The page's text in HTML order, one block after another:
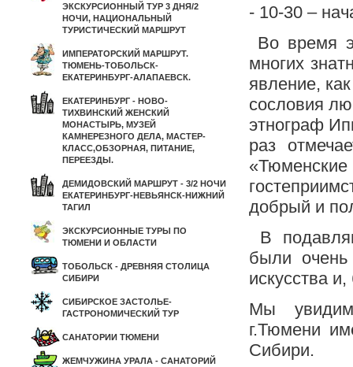
ЭКСКУРСИОННЫЙ ТУР 3 ДНЯ/2
НОЧИ, НАЦИОНАЛЬНЫЙ
ТУРИСТИЧЕСКИЙ МАРШРУТ
ИМПЕРАТОРСКИЙ МАРШРУТ.
ТЮМЕНЬ-ТОБОЛЬСК-
ЕКАТЕРИНБУРГ-АЛАПАЕВСК.
ЕКАТЕРИНБУРГ - НОВО-
ТИХВИНСКИЙ ЖЕНСКИЙ
МОНАСТЫРЬ, МУЗЕЙ
КАМНЕРЕЗНОГО ДЕЛА, МАСТЕР-
КЛАСС,ОБЗОРНАЯ, ПИТАНИЕ,
ПЕРЕЕЗДЫ.
ДЕМИДОВСКИЙ МАРШРУТ - 3/2 НОЧИ
ЕКАТЕРИНБУРГ-НЕВЬЯНСК-НИЖНИЙ
ТАГИЛ
ЭКСКУРСИОННЫЕ ТУРЫ ПО
ТЮМЕНИ И ОБЛАСТИ
ТОБОЛЬСК - ДРЕВНЯЯ СТОЛИЦА
СИБИРИ
СИБИРСКОЕ ЗАСТОЛЬЕ-
ГАСТРОНОМИЧЕСКИЙ ТУР
САНАТОРИИ ТЮМЕНИ
ЖЕМЧУЖИНА УРАЛА - САНАТОРИЙ
- 10-30 –
Во время
многих
явление,
сословия
этнограф
раз
добрый и
В
были
искусства
Мы увидим
г.Тюмени
Сибири.